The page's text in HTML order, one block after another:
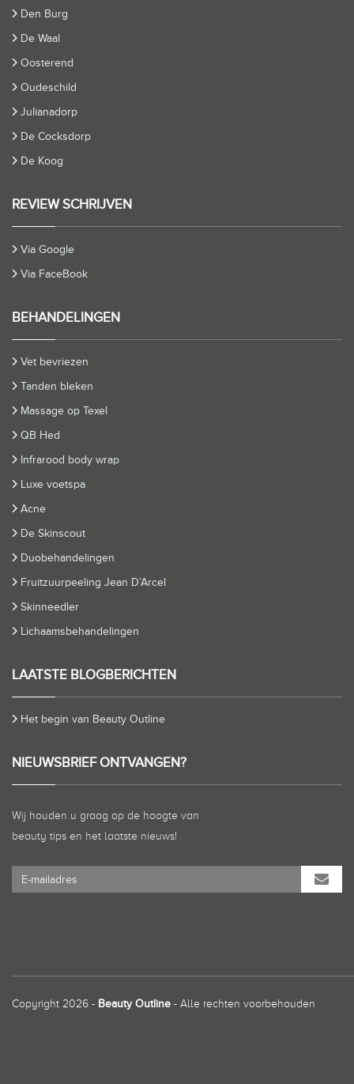
Den Burg
De Waal
Oosterend
Oudeschild
Julianadorp
De Cocksdorp
De Koog
REVIEW SCHRIJVEN
Via Google
Via FaceBook
BEHANDELINGEN
Vet bevriezen
Tanden bleken
Massage op Texel
QB Hed
Infrarood body wrap
Luxe voetspa
Acne
De Skinscout
Duobehandelingen
Fruitzuurpeeling Jean D’Arcel
Skinneedler
Lichaamsbehandelingen
LAATSTE BLOGBERICHTEN
Het begin van Beauty Outline
NIEUWSBRIEF ONTVANGEN?
Wij houden u graag op de hoogte van
beauty tips en het laatste nieuws!
Copyright 2026 - Beauty Outline - Alle rechten voorbehouden